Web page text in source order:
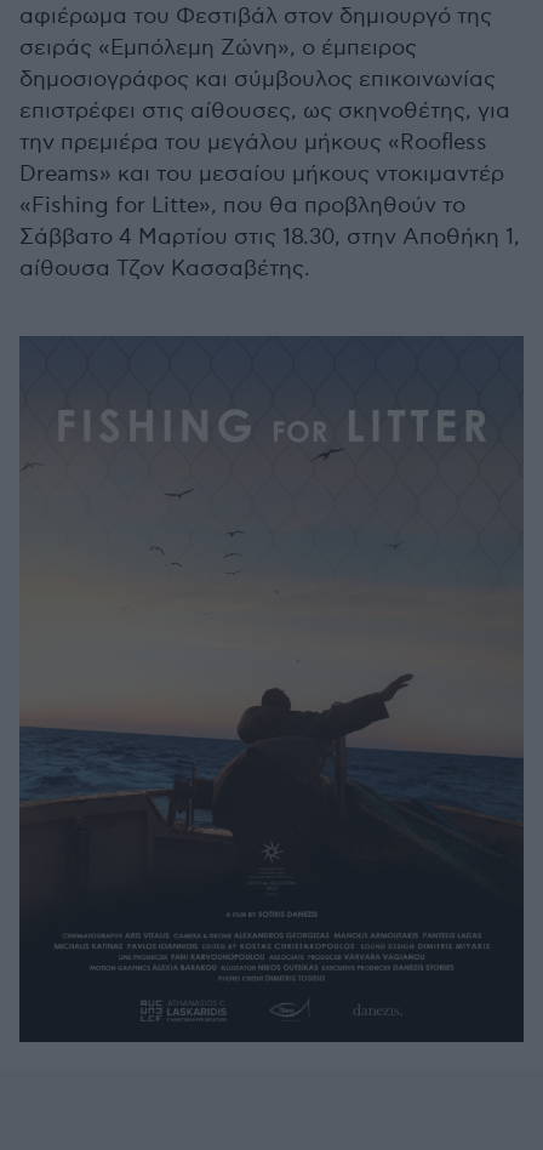
αφιέρωμα του Φεστιβάλ στον δημιουργό της
σειράς «Εμπόλεμη Ζώνη», ο έμπειρος
δημοσιογράφος και σύμβουλος επικοινωνίας
επιστρέφει στις αίθουσες, ως σκηνοθέτης, για
την πρεμιέρα του μεγάλου μήκους «Roofless
Dreams» και του μεσαίου μήκους ντοκιμαντέρ
«Fishing for Litte», που θα προβληθούν το
Σάββατο 4 Μαρτίου στις 18.30, στην Αποθήκη 1,
αίθουσα Τζον Κασσαβέτης.